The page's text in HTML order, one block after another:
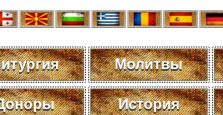
Молитвы
История